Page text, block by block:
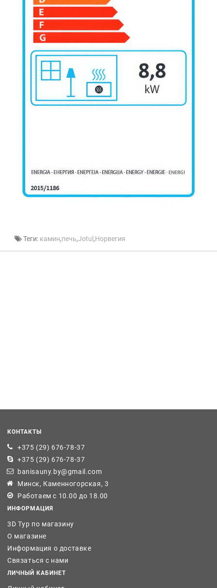
Теги: камин,печь,Jotul ,Норвегия
КОНТАКТЫ
+375 (29) 676-78-37
+375 (29) 676-78-37
banisauny.by@gmail.com
Минск, Каменногорская, 3
Работаем с 10.00 до 18.00
ИНФОРМАЦИЯ
3D Тур по магазину
О магазине
Информация о доставке
Связаться с нами
ЛИЧНЫЙ КАБИНЕТ